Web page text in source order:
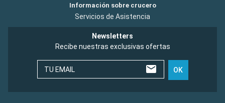
Información sobre crucero
Servicios de Asistencia
Newsletters
Recibe nuestras exclusivas ofertas
TU EMAIL OK